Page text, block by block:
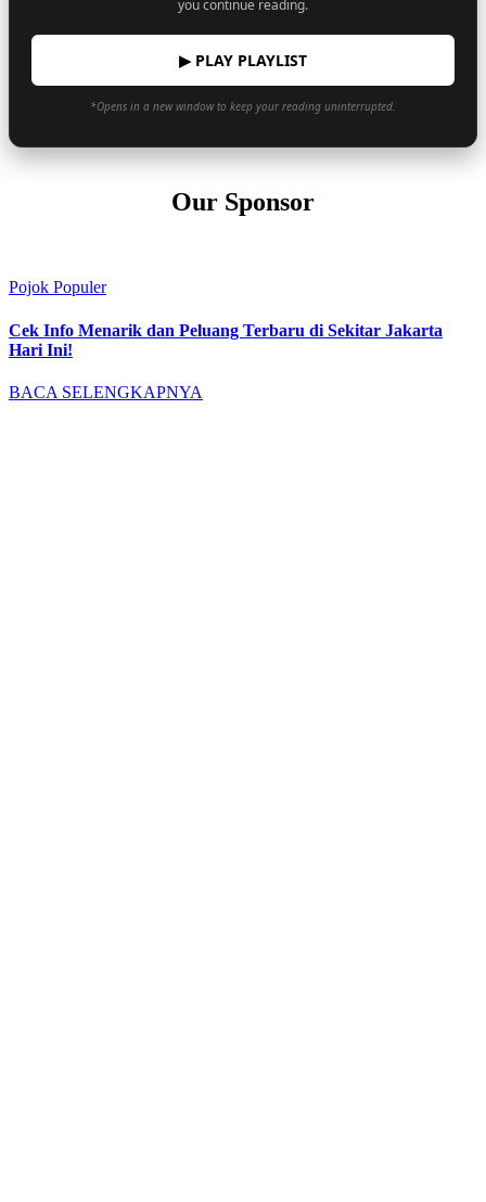
you continue reading.
▶ PLAY PLAYLIST
*Opens in a new window to keep your reading uninterrupted.
Our Sponsor
Pojok Populer
Cek Info Menarik dan Peluang Terbaru di Sekitar Jakarta
Hari Ini!
BACA SELENGKAPNYA